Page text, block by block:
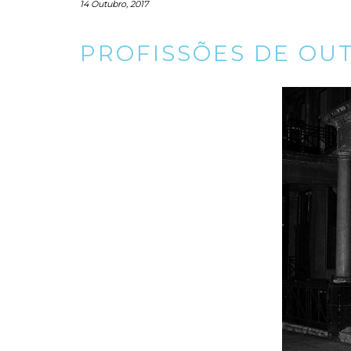
14 Outubro, 2017
PROFISSÕES DE